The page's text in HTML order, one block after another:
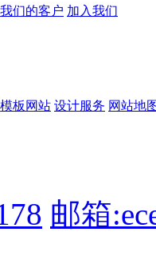
我们的客户 加入我们
模板网站 设计服务 网站地
邮箱